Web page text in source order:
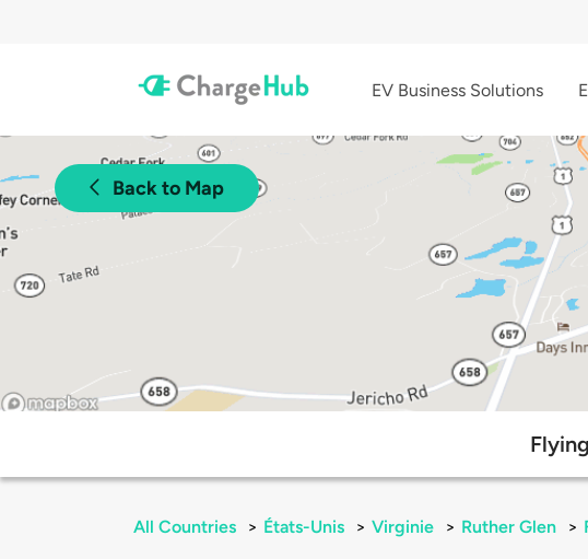
EV Business Solutions
Back to Map
All Countries > États-Unis > Virginie > Ruther Glen >